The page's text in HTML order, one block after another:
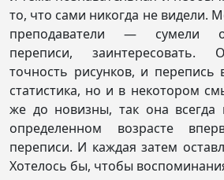
то, что сами никогда не видели.
преподаватели — сумели
переписи, заинтересовать.
точность рисунков, и
статистика, но и в некотором
же до новизны, так она
определенном возрасте
переписи. И каждая затем
Хотелось бы, чтобы